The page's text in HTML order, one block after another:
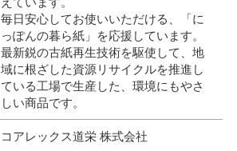
毎日安心してお使いいただける、「に
っぽんの暮ら紙」を応援しています。
最新鋭の古紙再生技術を駆使して、地
域に根ざした資源リサイクルを推進し
ている工場で生産した、環境にもやさ
しい商品です。
コアレックス道栄 株式会社